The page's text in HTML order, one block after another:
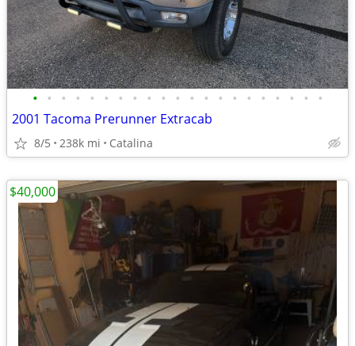
• • • • • • • • • • • • • • • • • • • • •
2001 Tacoma Prerunner Extracab
8/5 238k mi Catalina
$40,000